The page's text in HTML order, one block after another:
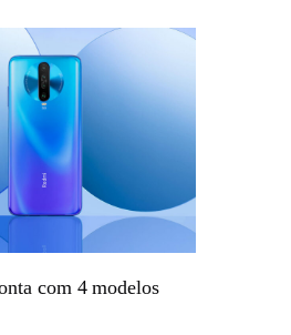
com 4 modelos